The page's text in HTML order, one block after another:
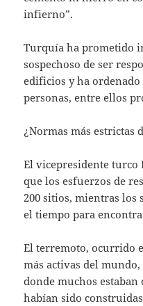
infierno”.
Turquía ha prometido
sospechoso de ser
edificios y ha ordenado
personas, entre ellos
¿Normas más estrictas
El vicepresidente turco
que los esfuerzos de
200 sitios, mientras los
el tiempo para
El terremoto, ocurrido
más activas del
donde muchos estaban
habían sido